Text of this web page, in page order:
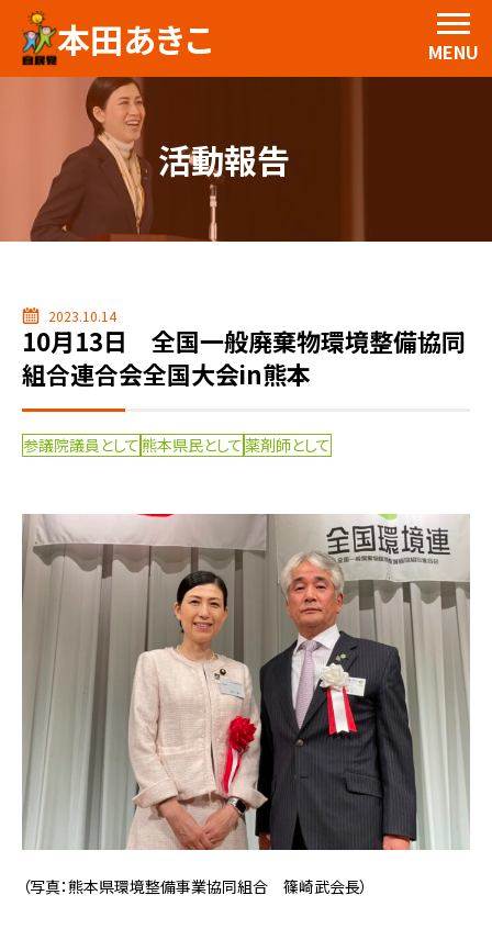
本田あきこ MENU
活動報告
2023.10.14
10月13日 全国一般廃棄物環境整備協同
組合連合会全国大会in熊本
参議院議員として 熊本県民として 薬剤師として
（写真：熊本県環境整備事業協同組合 篠崎武会長）